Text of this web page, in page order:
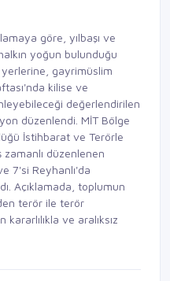
göre, yılbaşı ve
yoğun bulunduğu
yerlerine, gayrimüslim
kilise ve
değerlendirilen
düzenlendi. MİT Bölge
İstihbarat ve Terörle
düzenlenen
7'si Reyhanlı'da
Açıklamada, toplumun
terör ile terör
ve aralıksız